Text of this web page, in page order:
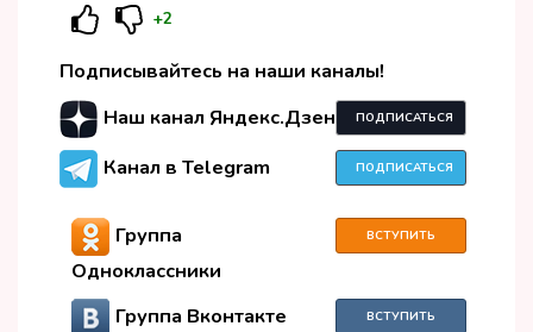
+2
Подписывайтесь на наши каналы!
Наш канал Яндекс.Дзен
ПОДПИСАТЬСЯ
Канал в Telegram ПОДПИСАТЬСЯ
Группа
Одноклассники
ВСТУПИТЬ
Группа Вконтакте ВСТУПИТЬ